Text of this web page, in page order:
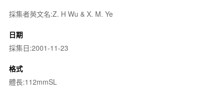
採集者英文名:Z. H Wu & X. M. Ye
日期
採集日:2001-11-23
格式
體長:112mmSL